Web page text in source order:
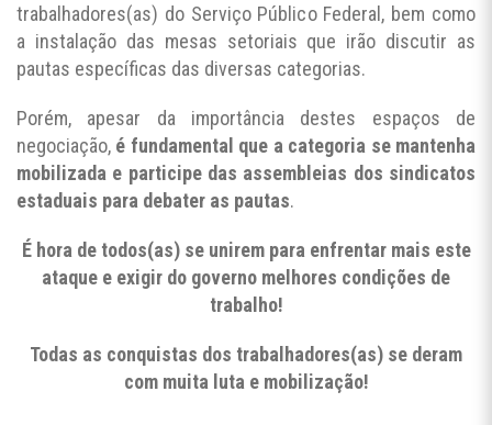
trabalhadores(as) do Serviço Público Federal, bem como
a instalação das mesas setoriais que irão discutir as
pautas específicas das diversas categorias.
Porém, apesar da importância destes espaços de
negociação, é fundamental que a categoria se mantenha
mobilizada e participe das assembleias dos sindicatos
estaduais para debater as pautas.
É hora de todos(as) se unirem para enfrentar mais este
ataque e exigir do governo melhores condições de
trabalho!
Todas as conquistas dos trabalhadores(as) se deram
com muita luta e mobilização!